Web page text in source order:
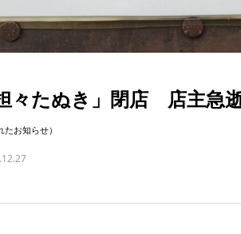
々たぬき」閉店 店主急
お知らせ）